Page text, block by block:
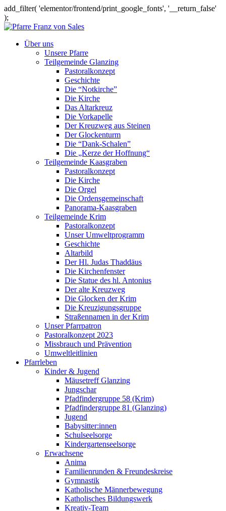
add_filter( 'elementor/frontend/print_google_fonts', '__return_false'
);
Über uns
Unsere Pfarre
Teilgemeinde Glanzing
Pastoralkonzept
Geschichte
Die “Notkirche”
Die Kirche
Das Altarkreuz
Die Vorkapelle
Der Kreuzweg aus Steinen
Der Glockenturm
Die “Dank-Schalen”
Die „Kerze der Hoffnung“
Teilgemeinde Kaasgraben
Pastoralkonzept
Die Kirche
Die Orgel
Die Ordensgemeinschaft
Panorama-Kaasgraben
Teilgemeinde Krim
Pastoralkonzept
Unser Umweltprogramm
Geschichte
Altarbild
Der Hl. Judas Thaddäus
Die Kirchenfenster
Die Statue des hl. Antonius
Der alte Kreuzweg
Die Glocken der Krim
Die Kreuzigungsgruppe
Straßennamen in der Krim
Unser Pfarrpatron
Pastoralkonzept 2023
Missbrauch und Prävention
Umweltleitlinien
Pfarrleben
Kinder & Jugend
Mäusetreff Glanzing
Jungschar
Pfadfindergruppe 58 (Krim)
Pfadfindergruppe 81 (Glanzing)
Jugend
Babysitter:innen
Schulseelsorge
Kindergartenseelsorge
Erwachsene
Anima
Familienrunden & Freundeskreise
Gymnastik
Katholische Männerbewegung
Katholisches Bildungswerk
Kreativ-Team